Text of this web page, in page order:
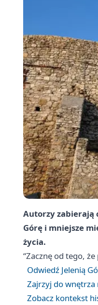
Autorzy zabierają
Górę i mniejsze
życia.
“Zacznę od tego,
Odwiedź Jelenią
Zajrzyj do wnętrza
Zobacz kontekst